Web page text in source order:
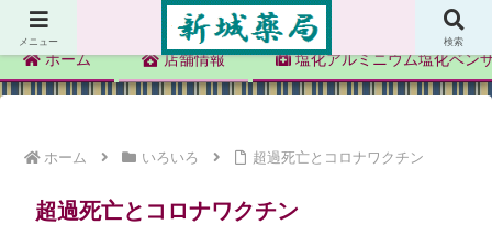
新城薬局
ホーム 店舗情報 塩化アルミニウム塩化ベン
ホーム いろいろ 超過死亡とコロナワクチン
超過死亡とコロナワクチン
メニュー 検索